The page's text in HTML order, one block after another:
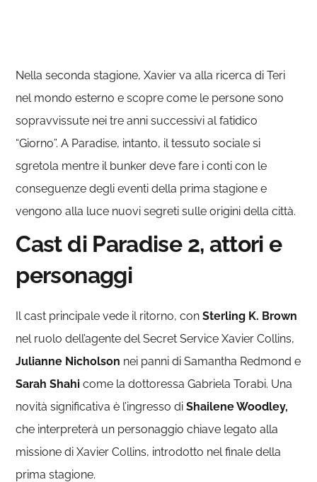
Nella seconda stagione, Xavier va alla ricerca di Teri
nel mondo esterno e scopre come le persone sono
sopravvissute nei tre anni successivi al fatidico
“Giorno”. A Paradise, intanto, il tessuto sociale si
sgretola mentre il bunker deve fare i conti con le
conseguenze degli eventi della prima stagione e
vengono alla luce nuovi segreti sulle origini della città.
Cast di Paradise 2, attori e
personaggi
Il cast principale vede il ritorno, conSterling K. Brown
nel ruolo dell’agente del Secret Service Xavier Collins,
Julianne Nicholson nei panni di Samantha Redmond e
Sarah Shahi come la dottoressa Gabriela Torabi. Una
novità significativa è l’ingresso diShailene Woodley,
che interpreterà un personaggio chiave legato alla
missione di Xavier Collins, introdotto nel finale della
prima stagione.